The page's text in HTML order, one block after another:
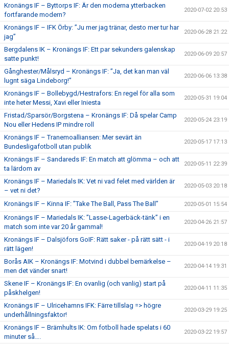
Kronängs IF – Byttorps IF: Är den moderna ytterbacken
fortfarande modern?
2020-07-02 20:53
Kronängs IF – IFK Örby: ”Ju mer jag tränar, desto mer tur har
jag”
2020-06-28 21:22
Bergdalens IK – Kronängs IF: Ett par sekunders galenskap
satte punkt!
2020-06-09 20:57
Gånghester/Målsryd – Kronängs IF: ”Ja, det kan man väl
lugnt säga Lindeborg!”
2020-06-06 13:38
Kronängs IF – Bollebygd/Hestrafors: En regel för alla som
inte heter Messi, Xavi eller Iniesta
2020-05-31 19:04
Fristad/Sparsör/Borgstena – Kronängs IF: Då spelar Camp
Nou eller Hedens IP mindre roll
2020-05-24 23:19
Kronängs IF – Tranemoalliansen: Mer sevärt än
Bundesligafotboll utan publik
2020-05-17 17:13
Kronängs IF – Sandareds IF: En match att glömma – och att
ta lärdom av
2020-05-11 22:39
Kronängs IF – Mariedals IK: Vet ni vad felet med världen är
– vet ni det?
2020-05-03 20:18
Kronängs IF – Kinna IF: ”Take The Ball, Pass The Ball” 2020-05-01 15:54
Kronängs IF – Mariedals IK: ”Lasse-Lagerbäck-tänk” i en
match som inte var 20 år gammal!
2020-04-26 21:57
Kronängs IF – Dalsjöfors GoIF: Rätt saker - på rätt sätt - i
rätt lägen!
2020-04-19 20:18
Borås AIK – Kronängs IF: Motvind i dubbel bemärkelse –
men det vänder snart!
2020-04-14 19:31
Skene IF – Kronängs IF: En ovanlig (och vanlig) start på
påskhelgen!
2020-04-11 11:35
Kronängs IF – Ulricehamns IFK: Färre tillslag => högre
underhållningsfaktor!
2020-03-29 19:25
Kronängs IF – Brämhults IK: Om fotboll hade spelats i 60
minuter så….
2020-03-22 19:57